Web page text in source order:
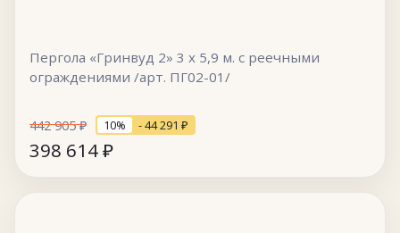
Пергола «Гринвуд 2» 3 х 5,9 м. с реечными
ограждениями /арт. ПГ02-01/
442 905₽ 10% - 44 291 ₽
398 614₽